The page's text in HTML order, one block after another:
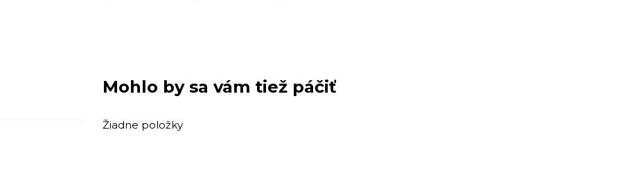
Mohlo by sa vám tiež páčiť
Žiadne položky